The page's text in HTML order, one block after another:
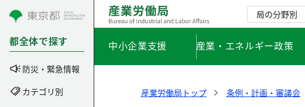
コンテンツにスキップ
都全体で探す
防災・緊急情報
カテゴリ別
局の分野別
中小企業支援 産業・エネルギー政策
産業労働局トップ 条例・計画・審議会